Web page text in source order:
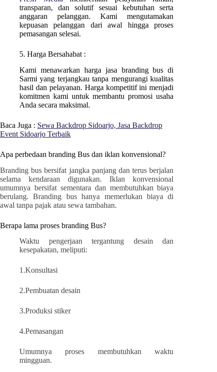
transparan, dan solutif sesuai kebutuhan serta
anggaran pelanggan. Kami mengutamakan
kepuasan pelanggan dari awal hingga proses
pemasangan selesai.
5. Harga Bersahabat :
Kami menawarkan harga jasa branding bus di
Sarmiyang terjangkau tanpa mengurangi kualitas
hasil dan pelayanan. Harga kompetitif ini menjadi
komitmen kami untuk membantu promosi usaha
Anda secara maksimal.
Baca Juga : Sewa Backdrop Sidoarjo, Jasa Backdrop
Event Sidoarjo Terbaik
Apa perbedaan branding Bus dan iklan konvensional?
Branding bus bersifat jangka panjang dan terus berjalan
selama kendaraan digunakan. Iklan konvensional
umumnya bersifat sementara dan membutuhkan biaya
berulang. Branding bus hanya memerlukan biaya di
awal tanpa pajak atau sewa tambahan.
Berapa lama proses branding Bus?
Waktu pengerjaan tergantung desain dan
kesepakatan, meliputi:
1.Konsultasi
2.Pembuatan desain
3.Produksi stiker
4.Pemasangan
Umumnya proses membutuhkan waktu
mingguan.